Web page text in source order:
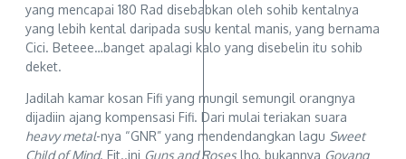
yang mencapai 180 Rad disebabkan oleh sohib kentalnya
yang lebih kental daripada susu kental manis, yang bernama
Cici. Beteee…banget apalagi kalo yang disebelin itu sohib
deket.
Jadilah kamar kosan Fifi yang mungil semungil orangnya
dijadiin ajang kompensasi Fifi. Dari mulai teriakan suara
heavy metal-nya “GNR” yang mendendangkan lagu Sweet
Child of Mind. Eit..ini Guns and Roses lho, bukannya Goyang